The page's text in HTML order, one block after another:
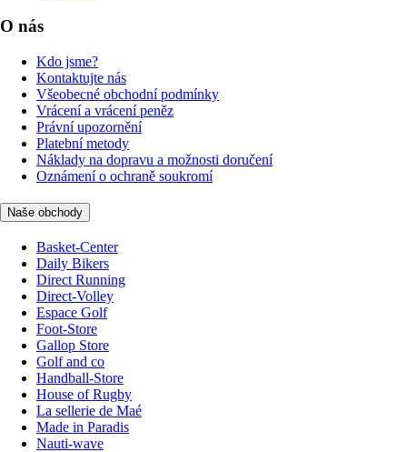
O nás
Kdo jsme?
Kontaktujte nás
Všeobecné obchodní podmínky
Vrácení a vrácení peněz
Právní upozornění
Platební metody
Náklady na dopravu a možnosti doručení
Oznámení o ochraně soukromí
Naše obchody
Basket-Center
Daily Bikers
Direct Running
Direct-Volley
Espace Golf
Foot-Store
Gallop Store
Golf and co
Handball-Store
House of Rugby
La sellerie de Maé
Made in Paradis
Nauti-wave